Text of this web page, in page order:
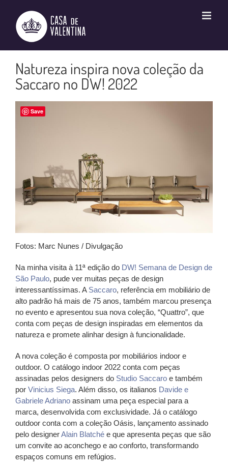
conteúdo
Natureza inspira nova coleção da
Saccaro no DW! 2022
Fotos: Marc Nunes / Divulgação
Na minha visita à 11ª edição do DW! Semana de Design de
São Paulo, pude ver muitas peças de design
interessantíssimas. A Saccaro, referência em mobiliário de
alto padrão há mais de 75 anos, também marcou presença
no evento e apresentou sua nova coleção, “Quattro”, que
conta com peças de design inspiradas em elementos da
natureza e promete alinhar design à funcionalidade.
A nova coleção é composta por mobiliários indoor e
outdoor. O catálogo indoor 2022 conta com peças
assinadas pelos designers do Studio Saccaro e também
por Vinicius Siega. Além disso, os italianos Davide e
Gabriele Adriano assinam uma peça especial para a
marca, desenvolvida com exclusividade. Já o catálogo
outdoor conta com a coleção Oásis, lançamento assinado
pelo designerAlain Blatché e que apresenta peças que são
um convite ao aconchego e ao conforto, transformando
espaços comuns em refúgios.
Save